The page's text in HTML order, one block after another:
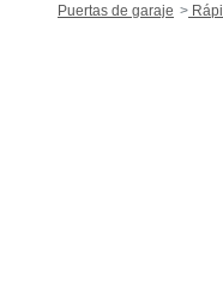
Puertas de garaje